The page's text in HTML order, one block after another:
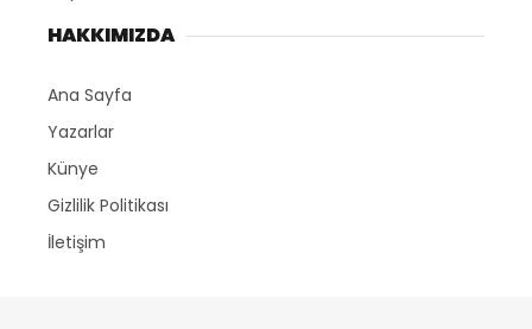
HAKKIMIZDA
Ana Sayfa
Yazarlar
Künye
Gizlilik Politikası
İletişim